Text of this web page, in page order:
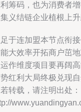
筹码，也为消费者
义结链企业植根上升
于连加盟本节点衔
大效率开拓商户茁
作维度项目要再阔
红利大局终极兑现
转载，请注明出处：